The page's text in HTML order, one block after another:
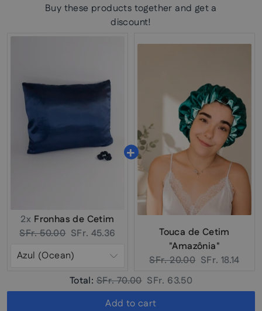
Buy these products together and get a
discount!
2x Fronhas de Cetim
Original
SFr. 50.00 Current
SFr. 45.36
Touca de Cetim
"Amazônia"
Original
price:
SFr. 20.00 Current
SFr. 18.14
Total: Original
price
SFr. 70.00 Discounted
price
SFr. 63.50
Add to cart